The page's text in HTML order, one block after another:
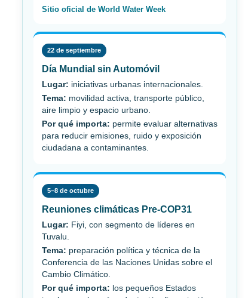
Sitio oficial de World Water Week
22 de septiembre
Día Mundial sin Automóvil
Lugar: iniciativas urbanas internacionales.
Tema: movilidad activa, transporte público,
aire limpio y espacio urbano.
Por qué importa: permite evaluar alternativas
para reducir emisiones, ruido y exposición
ciudadana a contaminantes.
5–8 de octubre
Reuniones climáticas Pre-COP31
Lugar: Fiyi, con segmento de líderes en
Tuvalu.
Tema: preparación política y técnica de la
Conferencia de las Naciones Unidas sobre el
Cambio Climático.
Por qué importa: los pequeños Estados